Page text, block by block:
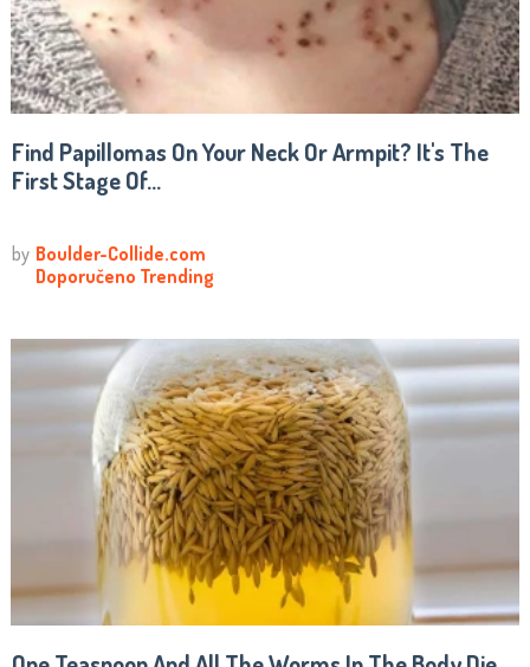
Find Papillomas On Your Neck Or Armpit? It's The
First Stage Of...